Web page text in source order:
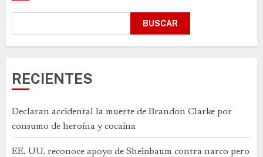
BUSCAR
RECIENTES
Declaran accidental la muerte de Brandon Clarke por
consumo de heroína y cocaína
EE. UU. reconoce apoyo de Sheinbaum contra narco pero